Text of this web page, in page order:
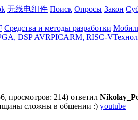
无线电组件 Поиск Опросы Закон
Средства и методы разработки
DSP AVRPICARM, RISC-V
просмотров: 214) ответил
сложны в общении :) youtube